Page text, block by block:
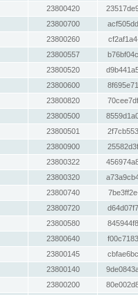
23800420
23800700
23800260
23800557
23800520
23800600
23800820
23800500
23800501
23800900
23800322
23800320
23800740
23800720
23800580
23800640
23800145
23800140
23800200